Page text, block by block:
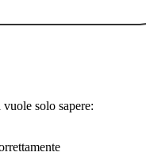
solo sapere: